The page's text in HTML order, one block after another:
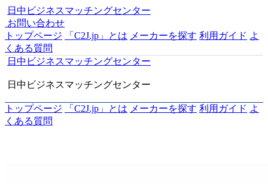
日中ビジネスマッチングセンター
お問い合わせ
トップページ
「C2J.jp」とは メーカーを探す 利用ガイド よ
くある質問
日中ビジネスマッチングセンター
日中ビジネスマッチングセンター
トップページ 「C2J.jp」とは メーカーを探す 利用ガイド よ
くある質問